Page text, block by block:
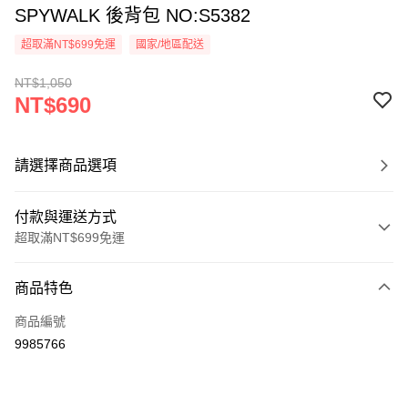
SPYWALK 後背包 NO:S5382
超取滿NT$699免運 國家/地區配送
NT$1,050
NT$690
請選擇商品選項
付款與運送方式
超取滿NT$699免運
信用卡一次付款
超商取貨付款
商品特色
商品編號
9985766